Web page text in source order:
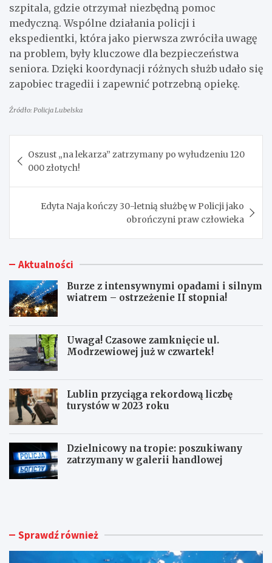
szpitala, gdzie otrzymał niezbędną pomoc
medyczną. Wspólne działania policji i
ekspedientki, która jako pierwsza zwróciła uwagę
na problem, były kluczowe dla bezpieczeństwa
seniora. Dzięki koordynacji różnych służb udało się
zapobiec tragedii i zapewnić potrzebną opiekę.
Źródło: Policja Lubelska
wpisu
Oszust „na lekarza” zatrzymany po wyłudzeniu 120
000 złotych!
Edyta Naja kończy 30-letnią służbę w Policji jako
obrończyni praw człowieka
Aktualności
Burze z intensywnymi opadami i silnym
wiatrem – ostrzeżenie II stopnia!
Uwaga! Czasowe zamknięcie ul.
Modrzewiowej już w czwartek!
Lublin przyciąga rekordową liczbę
turystów w 2023 roku
Dzielnicowy na tropie: poszukiwany
zatrzymany w galerii handlowej
B
z
U
! Sprawdź również